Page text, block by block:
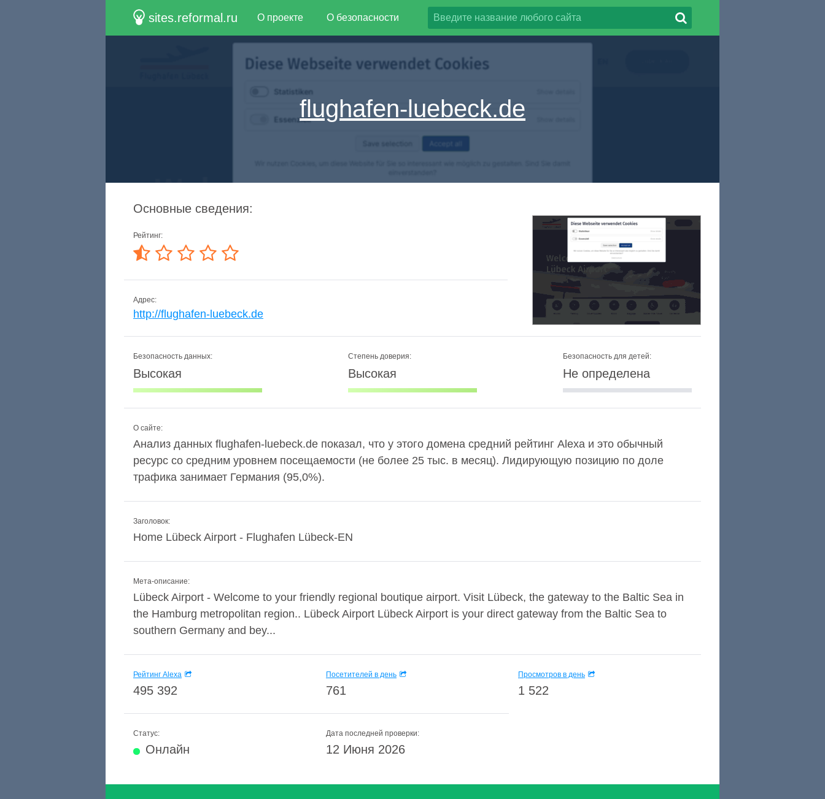
sites.reformal.ru О проекте О безопасности
flughafen-luebeck.de
Основные сведения:
Рейтинг:
Адрес:
http://flughafen-luebeck.de
Безопасность данных:
Высокая
Степень доверия:
Высокая
Безопасность для детей:
Не определена
О сайте:
Анализ данных flughafen-luebeck.de показал, что у этого домена средний рейтинг Alexa и это обычный
ресурс со средним уровнем посещаемости (не более 25 тыс. в месяц). Лидирующую позицию по доле
трафика занимает Германия (95,0%).
Заголовок:
Home Lübeck Airport - Flughafen Lübeck-EN
Мета-описание:
Lübeck Airport - Welcome to your friendly regional boutique airport. Visit Lübeck, the gateway to the Baltic Sea in
the Hamburg metropolitan region.. Lübeck Airport Lübeck Airport is your direct gateway from the Baltic Sea to
southern Germany and bey...
Рейтинг Alexa
495 392
Посетителей в день
761
Просмотров в день
1 522
Статус:
Онлайн
Дата последней проверки:
12 Июня 2026